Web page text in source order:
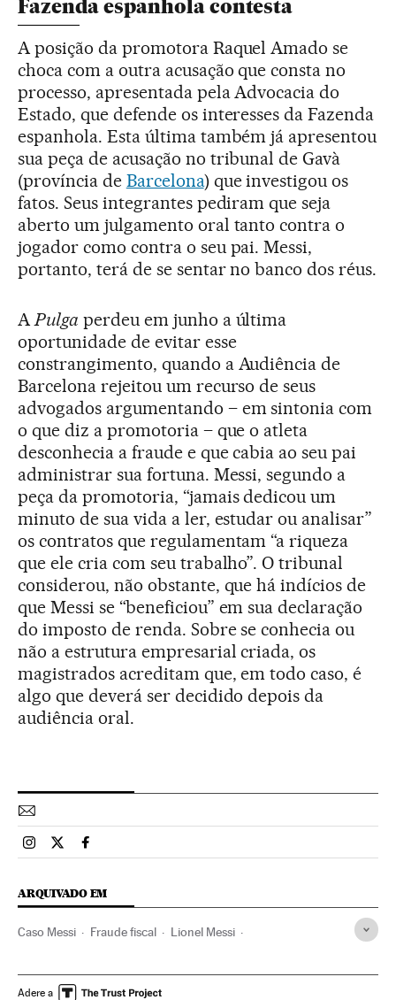
Fazenda espanhola contesta
A posição da promotora Raquel Amado se
choca com a outra acusação que consta no
processo, apresentada pela Advocacia do
Estado, que defende os interesses da Fazenda
espanhola. Esta última também já apresentou
sua peça de acusação no tribunal de Gavà
(província de Barcelona) que investigou os
fatos. Seus integrantes pediram que seja
aberto um julgamento oral tanto contra o
jogador como contra o seu pai. Messi,
portanto, terá de se sentar no banco dos réus.
APulga perdeu em junho a última
oportunidade de evitar esse
constrangimento, quando a Audiência de
Barcelona rejeitou um recurso de seus
advogados argumentando – em sintonia com
o que diz a promotoria – que o atleta
desconhecia a fraude e que cabia ao seu pai
administrar sua fortuna. Messi, segundo a
peça da promotoria, “jamais dedicou um
minuto de sua vida a ler, estudar ou analisar”
os contratos que regulamentam “a riqueza
que ele cria com seu trabalho”. O tribunal
considerou, não obstante, que há indícios de
que Messi se “beneficiou” em sua declaração
do imposto de renda. Sobre se conhecia ou
não a estrutura empresarial criada, os
magistrados acreditam que, em todo caso, é
algo que deverá ser decidido depois da
audiência oral.
Esportes El País Brasil en Instagram
Esportes El País Brasil en Twitter
Esportes El País Brasil en Facebook
ARQUIVADO EM
Caso Messi Fraude fiscal Lionel Messi
Justiça Jogador futebol
Adere a